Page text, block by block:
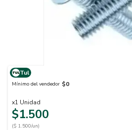
Tul
Mínimo del vendedor $0
x1 Unidad
$1.500
($ 1.500/un)